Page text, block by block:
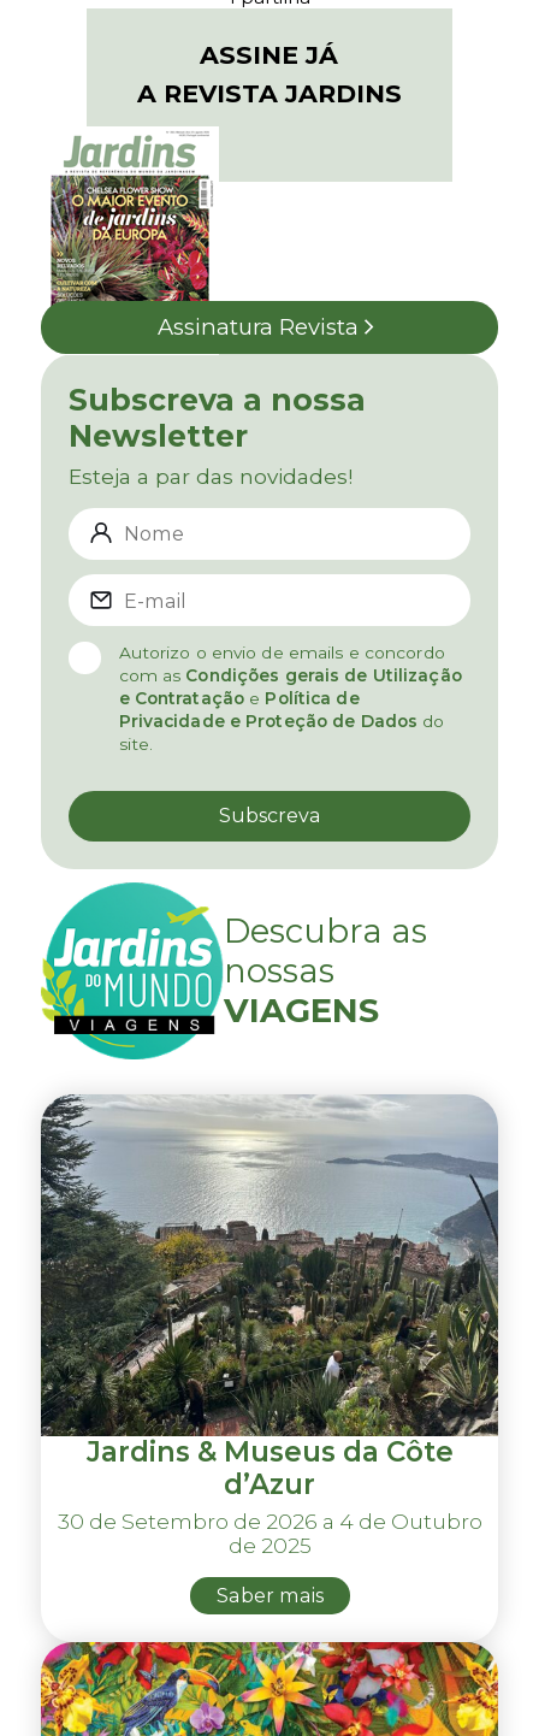
ASSINE JÁ
A REVISTA JARDINS
Assinatura Revista
Subscreva a nossa
Newsletter
Esteja a par das novidades!
Autorizo o envio de emails e concordo
com as Condições gerais de Utilização
e Contratação e Política de
Privacidade e Proteção de Dados do
site.
Descubra as
nossas
VIAGENS
Jardins & Museus da Côte
d’Azur
30 de Setembro de 2026 a 4 de Outubro
de 2025
Saber mais